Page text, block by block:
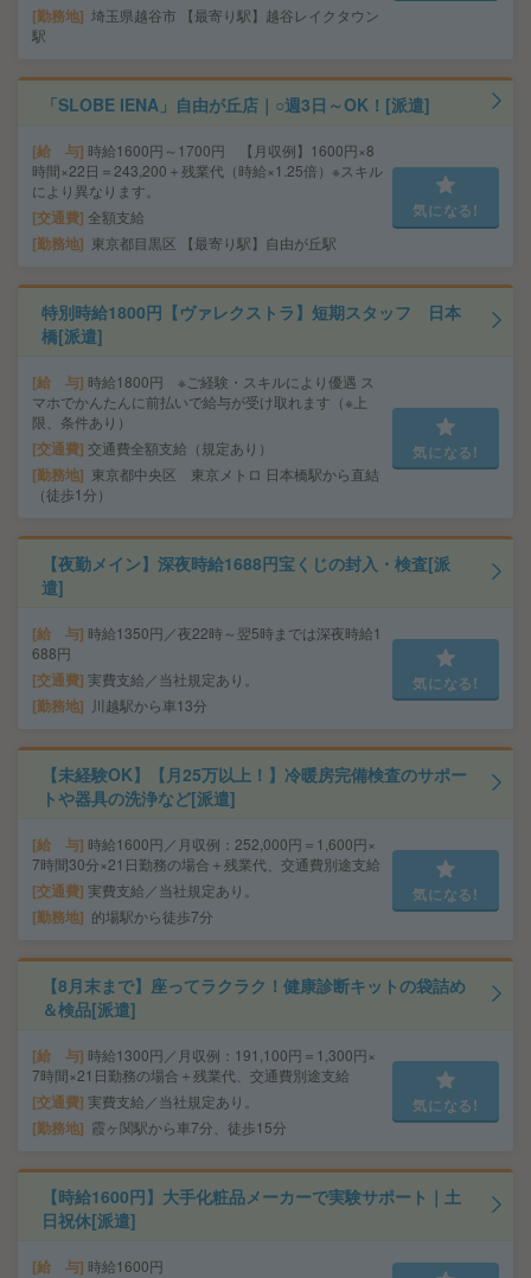
勤務地 埼玉県越谷市 【最寄り駅】越谷レイクタウン
駅
「SLOBE IENA」自由が丘店｜○週3日～OK！[派遣]
給 与 時給1600円～1700円 【月収例】1600円×8
時間×22日＝243,200＋残業代（時給×1.25倍）※スキル
により異なります。
交通費 全額支給
勤務地 東京都目黒区 【最寄り駅】自由が丘駅
気になる!
特別時給1800円【ヴァレクストラ】短期スタッフ 日本
橋[派遣]
給 与 時給1800円 ※ご経験・スキルにより優遇 ス
マホでかんたんに前払いで給与が受け取れます（※上
限、条件あり）
交通費 交通費全額支給（規定あり）
勤務地
東京都中央区 東京メトロ 日本橋駅から直結
（徒歩1分）
気になる!
【夜勤メイン】深夜時給1688円宝くじの封入・検査[派
遣]
給 与 時給1350円／夜22時～翌5時までは深夜時給1
688円
交通費 実費支給／当社規定あり。
勤務地 川越駅から車13分
気になる!
【未経験OK】【月25万以上！】冷暖房完備検査のサポー
トや器具の洗浄など[派遣]
給 与 時給1600円／月収例：252,000円＝1,600円×
7時間30分×21日勤務の場合＋残業代、交通費別途支給
交通費 実費支給／当社規定あり。
勤務地 的場駅から徒歩7分
気になる!
【8月末まで】座ってラクラク！健康診断キットの袋詰め
＆検品[派遣]
給 与 時給1300円／月収例：191,100円＝1,300円×
7時間×21日勤務の場合＋残業代、交通費別途支給
交通費 実費支給／当社規定あり。
勤務地 霞ヶ関駅から車7分、徒歩15分
気になる!
【時給1600円】大手化粧品メーカーで実験サポート｜土
日祝休[派遣]
給 与 時給1600円